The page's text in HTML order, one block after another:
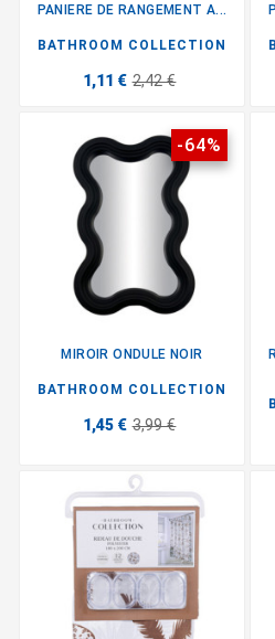
PANIERE DE RANGEMENT A...
BATHROOM COLLECTION
1,11 € 2,42 €
-64%
MIROIR ONDULE NOIR
BATHROOM COLLECTION
1,45 € 3,99 €